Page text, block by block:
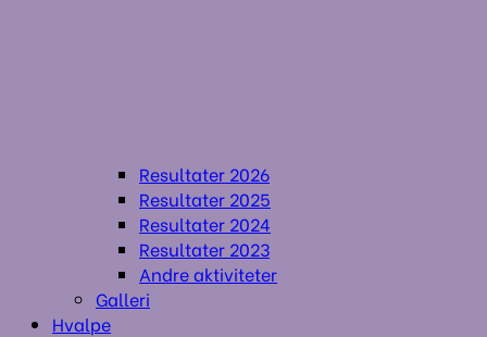
Resultater 2026
Resultater 2025
Resultater 2024
Resultater 2023
Andre aktiviteter
Galleri
Hvalpe